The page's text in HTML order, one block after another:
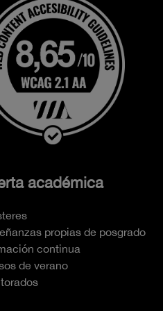
académica
propias de posgrado
continua
de verano